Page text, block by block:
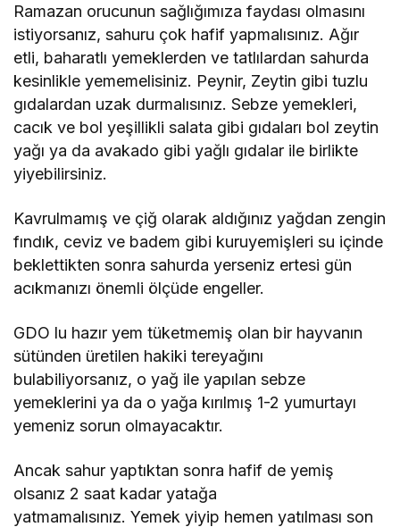
Ramazan orucunun sağlığımıza faydası olmasını
istiyorsanız, sahuru çok hafif yapmalısınız. Ağır
etli, baharatlı yemeklerden ve tatlılardan sahurda
kesinlikle yememelisiniz. Peynir, Zeytin gibi tuzlu
gıdalardan uzak durmalısınız. Sebze yemekleri,
cacık ve bol yeşillikli salata gibi gıdaları bol zeytin
yağı ya da avakado gibi yağlı gıdalar ile birlikte
yiyebilirsiniz.
Kavrulmamış ve çiğ olarak aldığınız yağdan zengin
fındık, ceviz ve badem gibi kuruyemişleri su içinde
beklettikten sonra sahurda yerseniz ertesi gün
acıkmanızı önemli ölçüde engeller.
GDO lu hazır yem tüketmemiş olan bir hayvanın
sütünden üretilen hakiki tereyağını
bulabiliyorsanız, o yağ ile yapılan sebze
yemeklerini ya da o yağa kırılmış 1-2 yumurtayı
yemeniz sorun olmayacaktır.
Ancak sahur yaptıktan sonra hafif de yemiş
olsanız 2 saat kadar yatağa
yatmamalısınız. Yemek yiyip hemen yatılması son